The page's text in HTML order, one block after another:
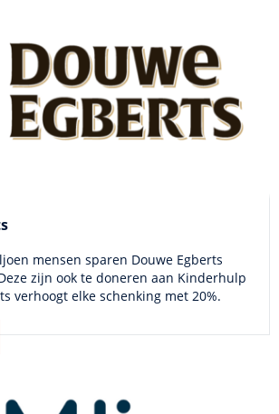
mensen sparen Douwe Egberts
zijn ook te doneren aan Kinderhulp
verhoogt elke schenking met 20%.